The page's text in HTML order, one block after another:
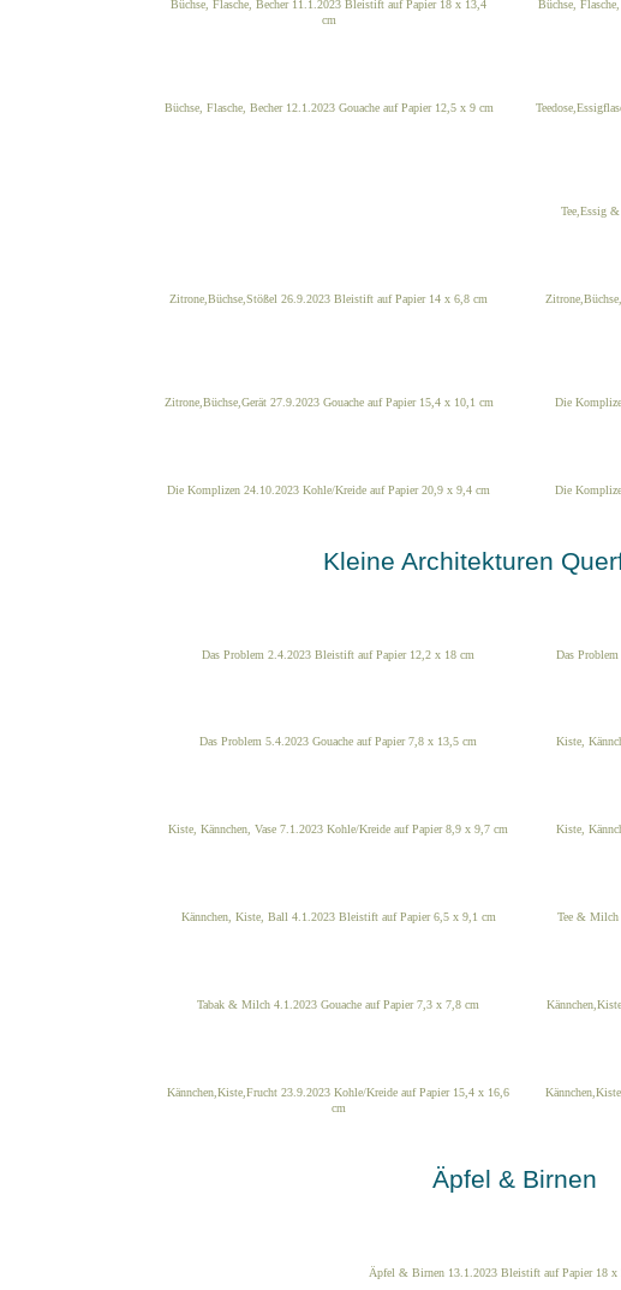
Büchse, Flasche, Becher 11.1.2023 Bleistift auf Papier 18 x 13,4
cm
Büchse,
Büchse, Flasche, Becher 12.1.2023 Gouache auf Papier 12,5 x 9 cm
Tee,Essig
Zitrone,Büchse,Stößel 26.9.2023 Bleistift auf Papier 14 x 6,8 cm
Zitrone,Büchse,Gerät 27.9.2023 Gouache auf Papier 15,4 x 10,1 cm Die
Die Komplizen 24.10.2023 Kohle/Kreide auf Papier 20,9 x 9,4 cm Die
Kleine Architekturen
Das Problem 2.4.2023 Bleistift auf Papier 12,2 x 18 cm Das
Das Problem 5.4.2023 Gouache auf Papier 7,8 x 13,5 cm Kiste,
Kiste, Kännchen, Vase 7.1.2023 Kohle/Kreide auf Papier 8,9 x 9,7 cm Kiste,
Kännchen, Kiste, Ball 4.1.2023 Bleistift auf Papier 6,5 x 9,1 cm Tee & Milch
Tabak & Milch 4.1.2023 Gouache auf Papier 7,3 x 7,8 cm
Kännchen,Kiste,Frucht 23.9.2023 Kohle/Kreide auf Papier 15,4 x 16,6
cm
Äpfel & Birnen
Äpfel & Birnen 13.1.2023 Bleistift auf Papier 18 x